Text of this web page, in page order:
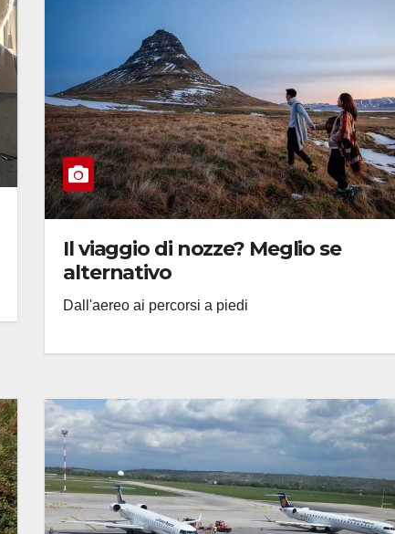
Il viaggio di nozze? Meglio se
alternativo
Dall'aereo ai percorsi a piedi